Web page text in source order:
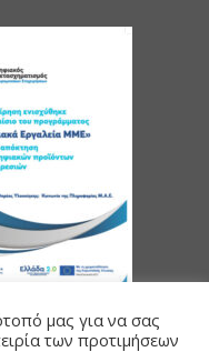
μας για να σας
των προτιμήσεων